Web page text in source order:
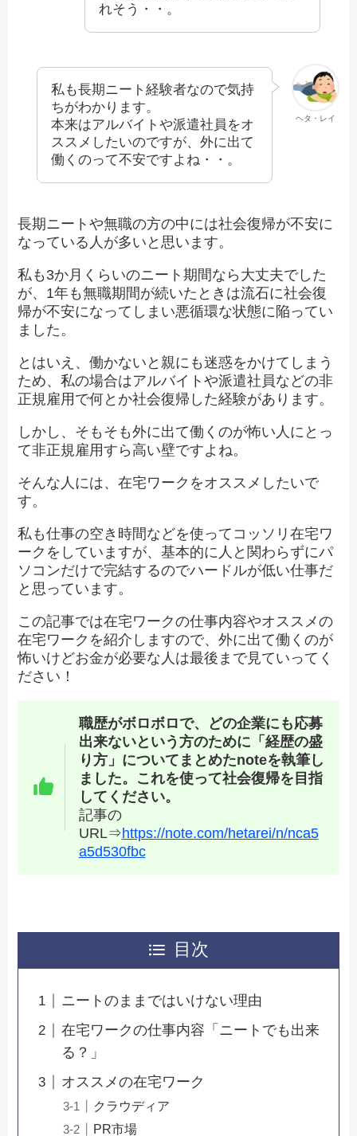
れそう・・。
ヘタ・レイ
私も長期ニート経験者なので気持
ちがわかります。
本来はアルバイトや派遣社員をオ
ススメしたいのですが、外に出て
働くのって不安ですよね・・。
長期ニートや無職の方の中には社会復帰が不安に
なっている人が多いと思います。
私も3か月くらいのニート期間なら大丈夫でした
が、1年も無職期間が続いたときは流石に社会復
帰が不安になってしまい悪循環な状態に陥ってい
ました。
とはいえ、働かないと親にも迷惑をかけてしまう
ため、私の場合はアルバイトや派遣社員などの非
正規雇用で何とか社会復帰した経験があります。
しかし、そもそも外に出て働くのが怖い人にとっ
て非正規雇用すら高い壁ですよね。
そんな人には、在宅ワークをオススメしたいで
す。
私も仕事の空き時間などを使ってコッソリ在宅ワ
ークをしていますが、基本的に人と関わらずにパ
ソコンだけで完結するのでハードルが低い仕事だ
と思っています。
この記事では在宅ワークの仕事内容やオススメの
在宅ワークを紹介しますので、外に出て働くのが
怖いけどお金が必要な人は最後まで見ていってく
ださい！
職歴がボロボロで、どの企業にも応募
出来ないという方のために「経歴の盛
り方」についてまとめたnoteを執筆し
ました。これを使って社会復帰を目指
してください。
記事の
URL⇒https://note.com/hetarei/n/nca5
a5d530fbc
目次
ニートのままではいけない理由
在宅ワークの仕事内容「ニートでも出来
る？」
オススメの在宅ワーク
クラウディア
PR市場